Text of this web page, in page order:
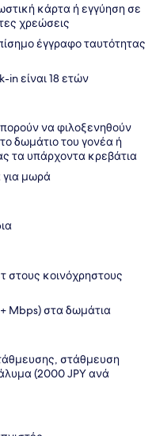
κάρτα ή εγγύηση σε
χρεώσεις
έγγραφο ταυτότητας
in είναι 18 ετών
να φιλοξενηθούν
δωμάτιο του γονέα ή
τα υπάρχοντα κρεβάτια
μωρά
στους κοινόχρηστους
Mbps) στα δωμάτια
στάθμευση
(2000 JPY ανά